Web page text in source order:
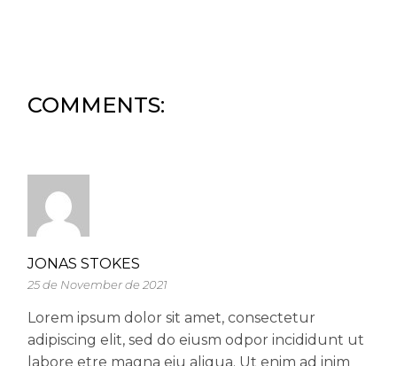
COMMENTS:
JONAS STOKES
25 de November de 2021
Lorem ipsum dolor sit amet, consectetur
adipiscing elit, sed do eiusm odpor incididunt ut
labore etre magna eiu aliqua. Ut enim ad inim